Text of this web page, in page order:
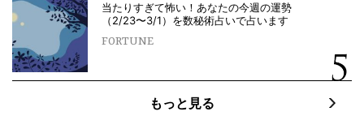
当たりすぎて怖い！あなたの今週の運勢
（2/23〜3/1）を数秘術占いで占います
FORTUNE
もっと見る